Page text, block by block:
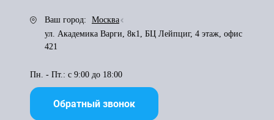
Ваш город:
Москва
ул. Академика Варги, 8к1, БЦ Лейпциг, 4 этаж, офис
421
Пн. - Пт.: с 9:00 до 18:00
Обратный звонок